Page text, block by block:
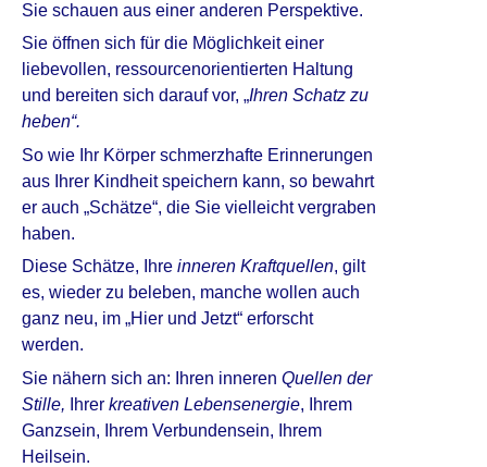
Sie schauen aus einer anderen Perspektive.
Sie öffnen sich für die Möglichkeit einer
liebevollen, ressourcenorientierten Haltung
und bereiten sich darauf vor, „Ihren Schatz zu
heben“.
So wie Ihr Körper schmerzhafte Erinnerungen
aus Ihrer Kindheit speichern kann, so bewahrt
er auch „Schätze“, die Sie vielleicht vergraben
haben.
Diese Schätze, Ihre inneren Kraftquellen, gilt
es, wieder zu beleben, manche wollen auch
ganz neu, im „Hier und Jetzt“ erforscht
werden.
Sie nähern sich an: Ihren inneren Quellen der
Stille, Ihrer kreativen Lebensenergie, Ihrem
Ganzsein, Ihrem Verbundensein, Ihrem
Heilsein.